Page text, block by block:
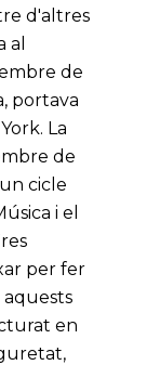
d'altres
al
de
portava
La
de
cicle
i el
per fer
aquests
en